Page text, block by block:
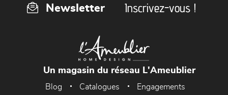
Newsletter Inscrivez-vous !
Un magasin du réseau L'Ameublier
Blog Catalogues Engagements